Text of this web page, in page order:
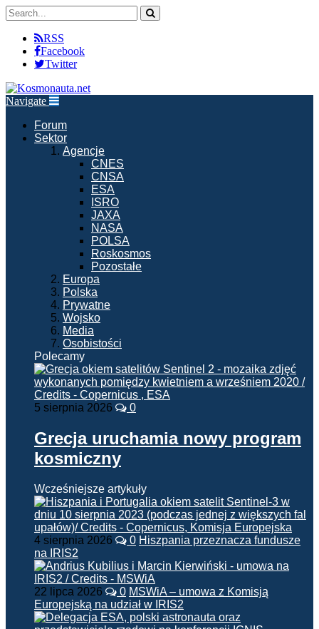
RSS
Facebook
Twitter
Navigate
Forum
Sektor
Agencje
CNES
CNSA
ESA
ISRO
JAXA
NASA
POLSA
Roskosmos
Pozostałe
Europa
Polska
Prywatne
Wojsko
Media
Osobistości
Polecamy
5 sierpnia 2026 0
Grecja uruchamia nowy program
kosmiczny
Wcześniejsze artykuły
4 sierpnia 2026 0 Hiszpania przeznacza fundusze
na IRIS2
22 lipca 2026 0 MSWiA – umowa z Komisją
Europejską na udział w IRIS2